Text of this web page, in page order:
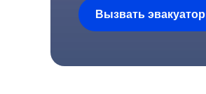
Вызвать эвакуатор